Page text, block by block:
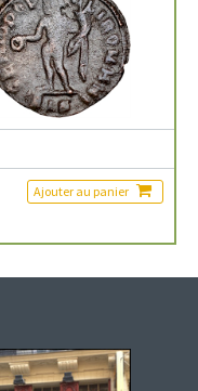
Ajouter au panier